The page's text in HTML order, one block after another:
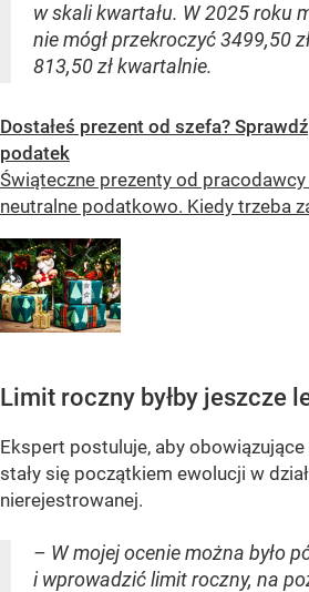
w skali kwartału. W 2025 roku
nie mógł przekroczyć 3499,50
813,50 zł kwartalnie.
Dostałeś prezent od szefa?
podatek
Świąteczne prezenty od
neutralne podatkowo. Kiedy trzeba
Limit roczny byłby jeszcze
Ekspert postuluje, aby
stały się początkiem ewolucji w
nierejestrowanej.
– W mojej ocenie można było
i wprowadzić limit roczny, na